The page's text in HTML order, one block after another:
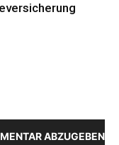
ABZUGEBEN